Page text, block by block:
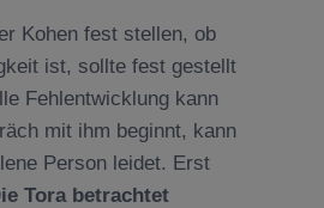
Kohen fest stellen, ob
ist, sollte fest gestellt
Fehlentwicklung kann
mit ihm beginnt, kann
Person leidet. Erst
Tora betrachtet